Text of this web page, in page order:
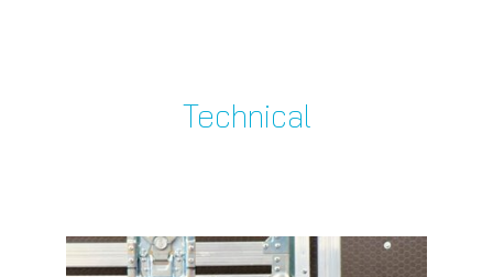
Technical